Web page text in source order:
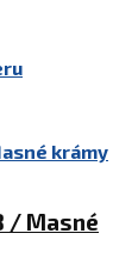
/ Masné